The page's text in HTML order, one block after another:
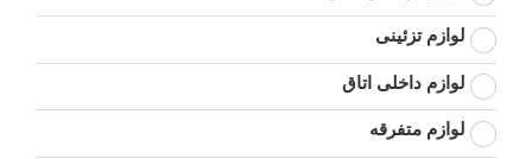
لوازم تزئینی
لوازم داخلی اتاق
لوازم متفرقه